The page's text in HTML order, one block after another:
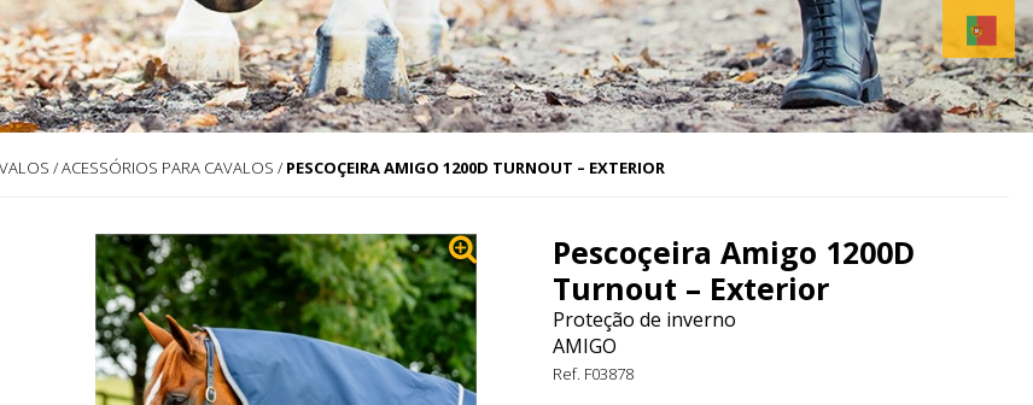
/ACESSÓRIOS PARA CAVALOS / PESCOÇEIRA AMIGO 1200D TURNOUT – EXTERIOR
Pescoçeira Amigo 1200D
Turnout – Exterior
Proteção de inverno
AMIGO
Ref. F03878